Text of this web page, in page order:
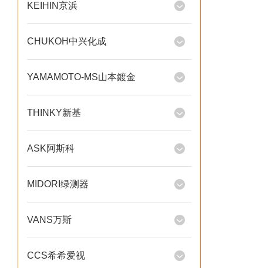
KEIHIN京浜
CHUKOH中兴化成
YAMAMOTO-MS山本鍍金
THINKY新基
ASK阿斯科
MIDORI绿测器
VANS万斯
CCS希希爱视